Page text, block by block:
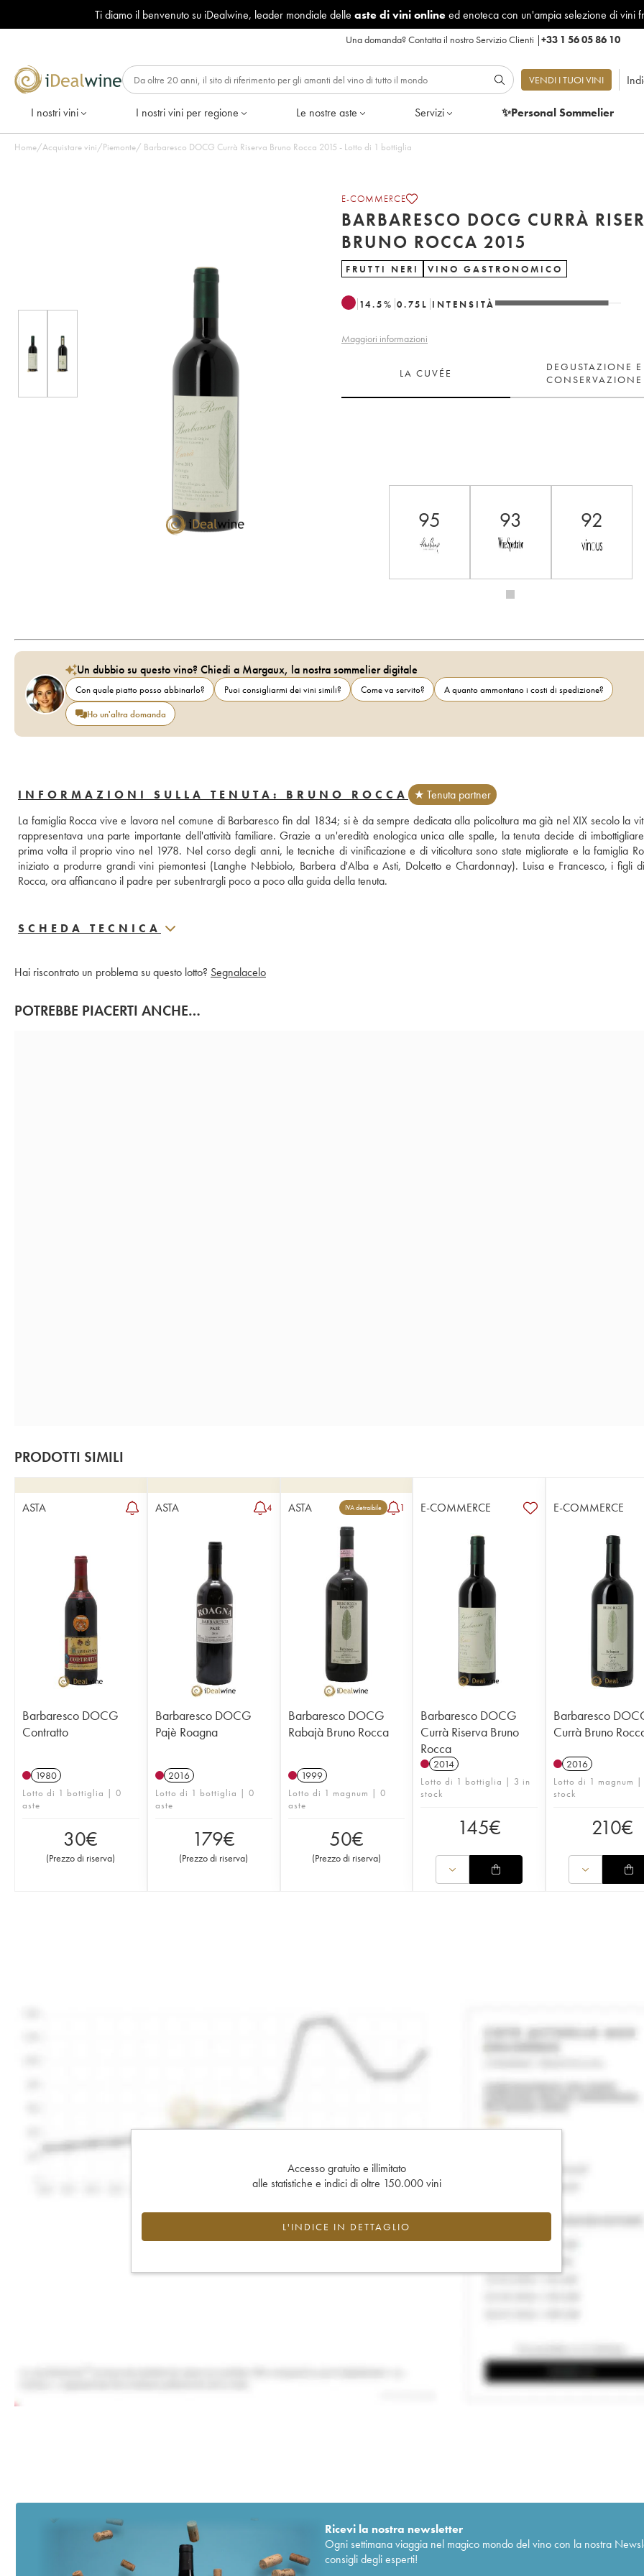
Ti diamo il benvenuto su iDealwine, leader mondiale delle aste di vini onlineed enoteca con un'ampia selezione di vini
Una domanda?Contatta il nostro Servizio Clienti |+33 1 56 05 86 10
VENDI I TUOI VINI
I nostri vini I nostri vini per regione Le nostre aste Servizi ✨Personal Sommelier
Home/Acquistare vini/Piemonte/ Barbaresco DOCG Currà Riserva Bruno Rocca 2015 - Lotto di 1 bottiglia
E-COMMERCE
BARBARESCO DOCG CURRÀ
BRUNO ROCCA 2015
FRUTTI NERI VINO GASTRONOMICO
14.5% 0.75 L INTENSITÀ
Maggiori informazioni
LA CUVÉE
DEGUSTAZIONE E
CONSERVAZIONE
95 93 92
Un dubbio su questo vino? Chiedi a Margaux, la nostra sommelier digitale
Con quale piatto posso abbinarlo? Puoi consigliarmi dei vini simili? Come va servito?
A quanto ammontano i costi di spedizione?
Ho un'altra domanda
INFORMAZIONI SULLA TENUTA: BRUNO ROCCA
★ Tenuta partner
La famiglia Rocca vive e lavora nel comune di Barbaresco fin dal 1834; si è da sempre dedicata alla policoltura ma già nel XIX secolo la
rappresentava una parte importante dell'attività familiare. Grazie a un'eredità enologica unica alle spalle, la tenuta decide di
prima volta il proprio vino nel 1978. Nel corso degli anni, le tecniche di vinificazione e di viticoltura sono state migliorate e la famiglia
iniziato a produrre grandi vini piemontesi (Langhe Nebbiolo, Barbera d'Alba e Asti, Dolcetto e Chardonnay). Luisa e Francesco, i figli
Rocca, ora affiancano il padre per subentrargli poco a poco alla guida della tenuta.
SCHEDA TECNICA
Hai riscontrato un problema su questo lotto? Segnalacelo
POTREBBE PIACERTI ANCHE…
PRODOTTI SIMILI
ASTA
Barbaresco DOCG
Contratto
1980
Lotto di 1 bottiglia | 0
aste
30€
(Prezzo di riserva)
ASTA 4
Barbaresco DOCG
Pajè Roagna
2016
Lotto di 1 bottiglia | 0
aste
179€
(Prezzo di riserva)
ASTA IVA detraibile 1
Barbaresco DOCG
Rabajà Bruno Rocca
1999
Lotto di 1 magnum | 0
aste
50€
(Prezzo di riserva)
E-COMMERCE
Barbaresco DOCG
Currà Riserva Bruno
Rocca
2014
Lotto di 1 bottiglia | 3 in
stock
145€
E-COMMERCE
Barbaresco
Currà Bruno
2016
Lotto di 1 magnum |
stock
210€
Accesso gratuito e illimitato
alle statistiche e indici di oltre 150.000 vini
L'INDICE IN DETTAGLIO
Ricevi la nostra newsletter
Ogni settimana viaggia nel magico mondo del vino con la nostra
consigli degli esperti!